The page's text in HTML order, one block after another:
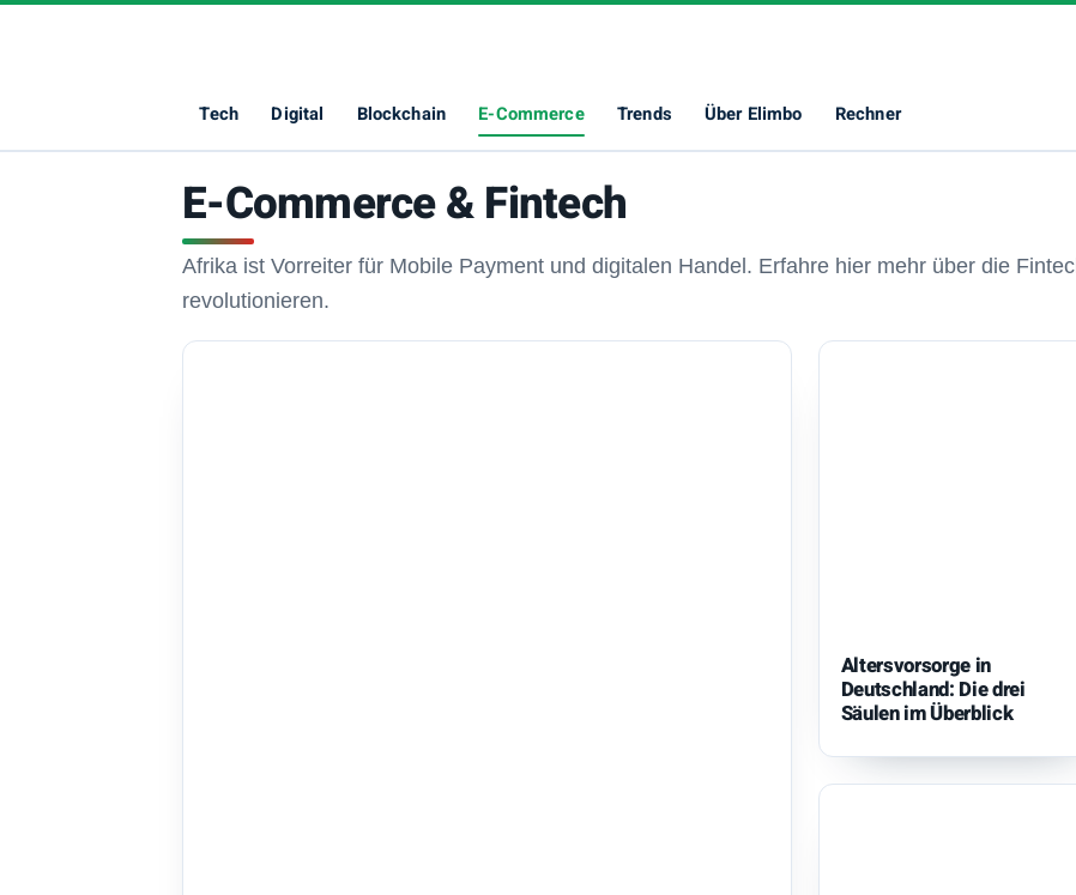
Tech Digital Blockchain E-Commerce Trends Über Elimbo Rechner
E-Commerce & Fintech
Afrika ist Vorreiter für Mobile Payment und digitalen Handel. Erfahre hier mehr über die
revolutionieren.
Altersvorsorge in
Deutschland: Die drei
Säulen im Überblick